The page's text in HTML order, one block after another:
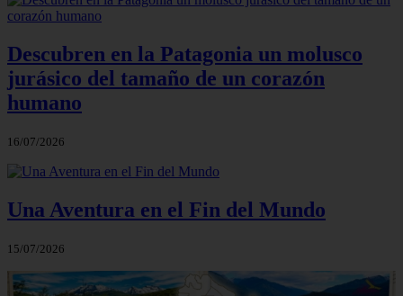
Descubren en la Patagonia un molusco
jurásico del tamaño de un corazón
humano
16/07/2026
Una Aventura en el Fin del Mundo
15/07/2026